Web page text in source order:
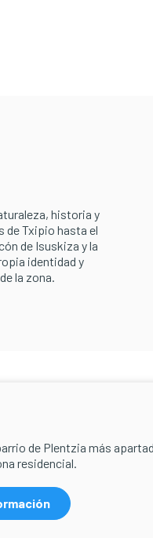
historia y
de Txipio hasta el
de Isuskiza y la
identidad y
la zona.
de Plentzia más
residencial.